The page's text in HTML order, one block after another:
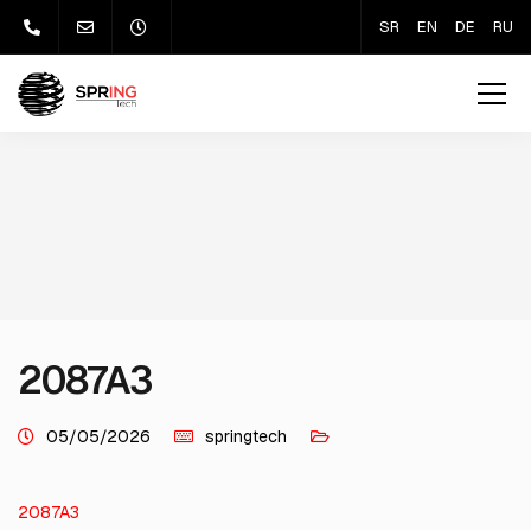
SR EN DE RU
2087A3
05/05/2026 springtech
2087A3